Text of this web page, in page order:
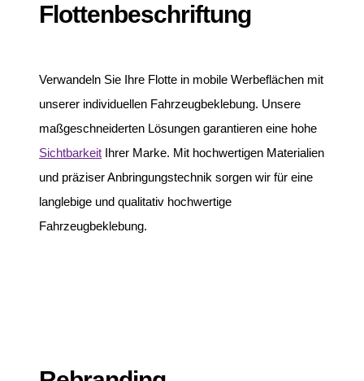
Flottenbeschriftung
Verwandeln Sie Ihre Flotte in mobile Werbeflächen mit
unserer individuellen Fahrzeugbeklebung. Unsere
maßgeschneiderten Lösungen garantieren eine hohe
Sichtbarkeit Ihrer Marke. Mit hochwertigen Materialien
und präziser Anbringungstechnik sorgen wir für eine
langlebige und qualitativ hochwertige
Fahrzeugbeklebung.